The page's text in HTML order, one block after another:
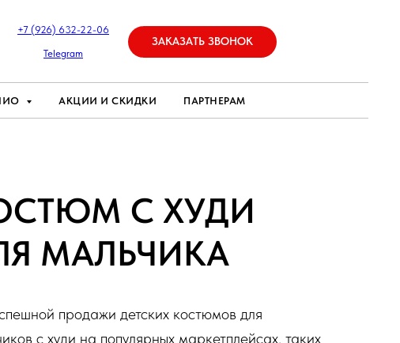
+7 (926) 632-22-06
Telegram
ЗАКАЗАТЬ ЗВОНОК
АКЦИИ И СКИДКИ ПАРТНЕРАМ
С ХУДИ
МАЛЬЧИКА
продажи детских костюмов для
с худи на популярных маркетплейсах, таких